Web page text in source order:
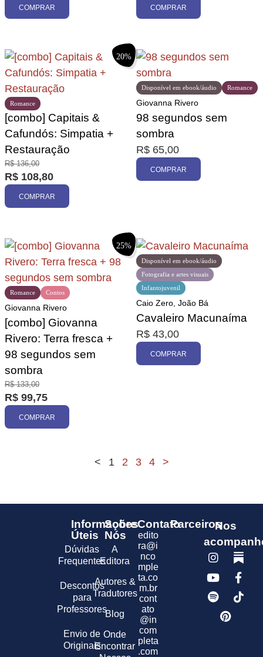
COMPRAR COMPRAR
20%
Romance
[combo] Capitais &
Cafundós: Simpatia +
Restauração
R$136,00
R$ 108,80
COMPRAR
Disponível em ebook/áudio Romance
Giovanna Rivero
98 segundos sem
sombra
R$ 65,00
COMPRAR
25%
Contos
Romance
Giovanna Rivero
[combo] Giovanna
Rivero: Terra fresca +
98 segundos sem
sombra
R$133,00
R$ 99,75
COMPRAR
Disponível em ebook/áudio
Fotografia e artes visuais
Infantojuvenil
Caio Zero, João Bá
Cavaleiro Macunaíma
R$ 43,00
COMPRAR
< 1 2 3 4 >
Informações
Úteis
Dúvidas
Frequentes
Descontos
para
Professores
Envio de
Originais
Sobre
Nós
A
Editora
Autores &
Tradutores
Blog
Onde
Encontrar
Contato
edito
ra@i
nco
mple
ta.co
m.br
cont
ato
@in
com
pleta
.com
ParceirosNos